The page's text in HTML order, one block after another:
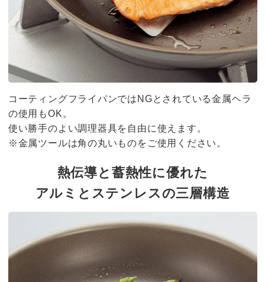
コーティングフライパンではNGとされている金属ヘラ
の使用もOK。
使い勝手のよい調理器具を自由に使えます。
※金属ツールは角の丸いものをご使用ください。
熱伝導と蓄熱性に優れた
アルミとステンレスの三層構造